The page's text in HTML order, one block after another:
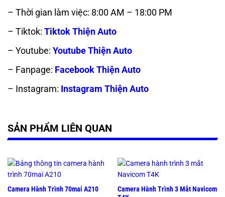
– Thời gian làm việc: 8:00 AM – 18:00 PM
– Tiktok: Tiktok Thiện Auto
– Youtube: Youtube Thiện Auto
– Fanpage: Facebook Thiện Auto
– Instagram: Instagram Thiện Auto
SẢN PHẨM LIÊN QUAN
Camera Hành Trình 70mai A210
Camera Hành Trình 3 Mắt Navicom